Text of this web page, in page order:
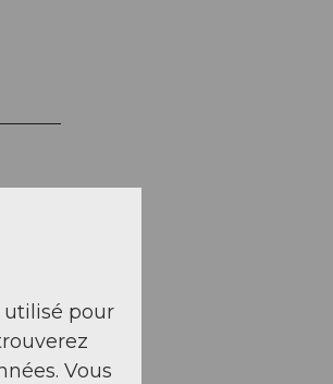
utilisé pour
Vous